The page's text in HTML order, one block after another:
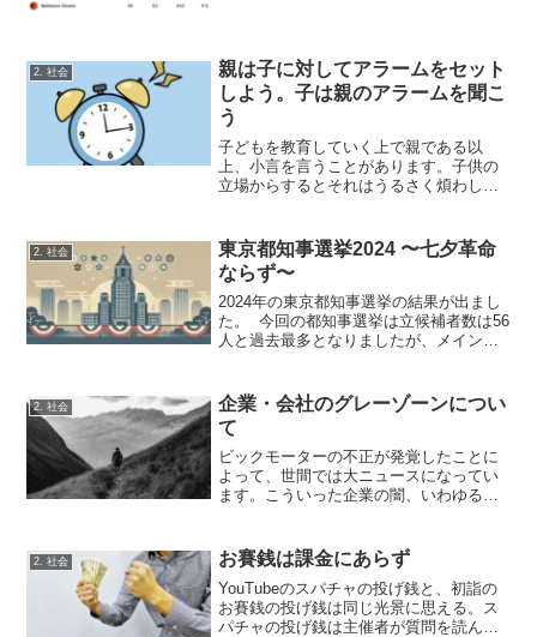
2. 社会
親は子に対してアラームをセット
しよう。子は親のアラームを聞こ
う
子どもを教育していく上で親である以
上、小言を言うことがあります。子供の
立場からするとそれはうるさく煩わしい
れについて語りたいと思います。間違い
ながら成長していく 子ども...
2. 社会
東京都知事選挙2024 〜七夕革命
ならず〜
2024年の東京都知事選挙の結果が出まし
た。 今回の都知事選挙は立候補者数は56
人と過去最多となりましたが、メイン候
丸伸二さんがどこまで票を獲得するかが
注目されました。...
2. 社会
企業・会社のグレーゾーンについ
て
ビックモーターの不正が発覚したことに
よって、世間では大ニュースになってい
ます。こういった企業の闇、いわゆるグ
出される ビックモーターは車両修理の
水増し請求だけにとどまら...
2. 社会 お賽銭は課金にあらず
YouTubeのスパチャの投げ銭と、初詣の
お賽銭の投げ銭は同じ光景に思える。ス
パチャの投げ銭は主催者が質問を読んで